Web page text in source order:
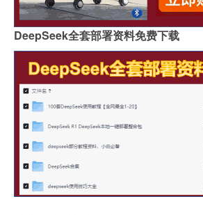
DeepSeek全套部署资料免费下载